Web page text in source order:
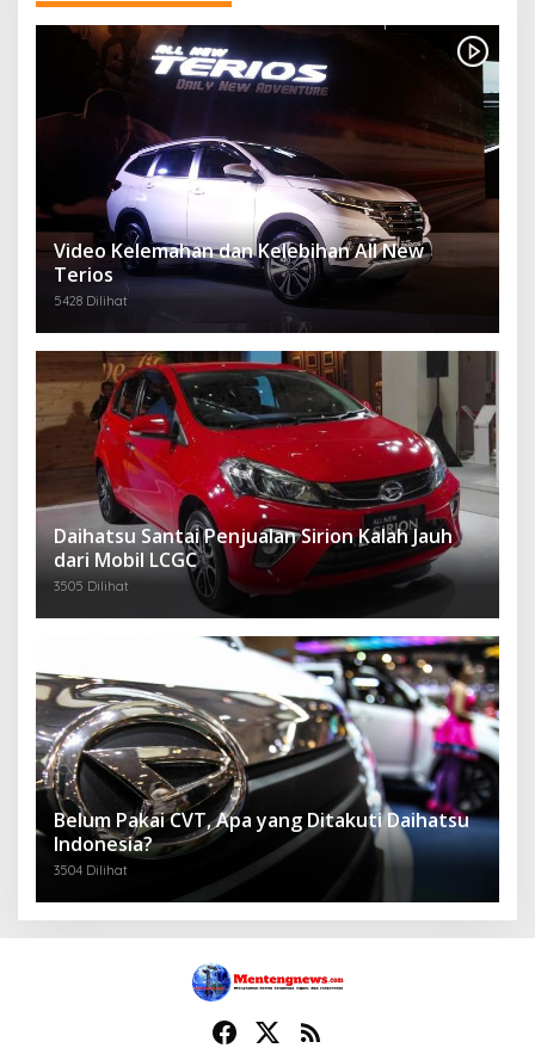
Video Kelemahan dan Kelebihan All New
Terios
5428 Dilihat
Daihatsu Santai Penjualan Sirion Kalah Jauh
dari Mobil LCGC
3505 Dilihat
Belum Pakai CVT, Apa yang Ditakuti Daihatsu
Indonesia?
3504 Dilihat